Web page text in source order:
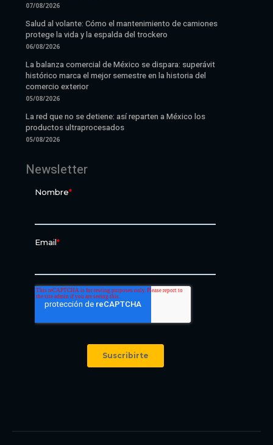
07/08/2026
Salud al volante: Cómo el mantenimiento de camiones
protege la vida y la espalda del trockero
06/08/2026
La balanza comercial de México se dispara: superávit
histórico marca el mejor semestre en la historia del
comercio exterior
05/08/2026
La red que no se detiene: así reparten a México los
productos ultraprocesados
05/08/2026
Newsletter